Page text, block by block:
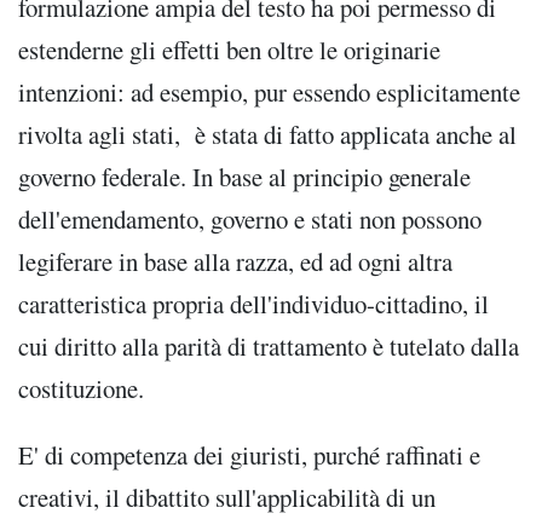
formulazione ampia del testo ha poi permesso di
estenderne gli effetti ben oltre le originarie
intenzioni: ad esempio, pur essendo esplicitamente
rivolta agli stati, è stata di fatto applicata anche al
governo federale. In base al principio generale
dell'emendamento, governo e stati non possono
legiferare in base alla razza, ed ad ogni altra
caratteristica propria dell'individuo-cittadino, il
cui diritto alla parità di trattamento è tutelato dalla
costituzione.
E' di competenza dei giuristi, purché raffinati e
creativi, il dibattito sull'applicabilità di un